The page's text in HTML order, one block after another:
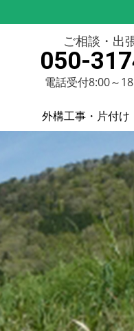
ご相談・出
050-
電話受付8:00～
外構工事・片付け